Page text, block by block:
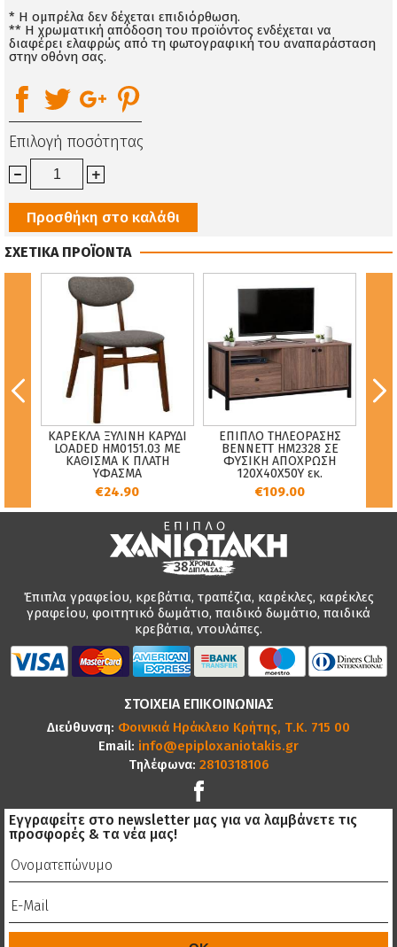
* Η ομπρέλα δεν δέχεται επιδιόρθωση.
** Η χρωματική απόδοση του προϊόντος ενδέχεται να
διαφέρει ελαφρώς από τη φωτογραφική του αναπαράσταση
στην οθόνη σας.
Επιλογή ποσότητας
Προσθήκη στο καλάθι
ΣΧΕΤΙΚΑ ΠΡΟΪΟΝΤΑ
ΚΑΡEΚΛΑ ΞΥΛΙΝΗ ΚΑΡΥΔΙ
LOADED HM0151.03 ΜΕ
ΚΑΘΙΣΜΑ Κ ΠΛΑΤΗ
ΥΦΑΣΜΑ
€24.90
ΕΠΙΠΛΟ ΤΗΛΕΟΡΑΣΗΣ
BENNETT HM2328 ΣΕ
ΦΥΣΙΚΗ ΑΠΟΧΡΩΣΗ
120Χ40Χ50Y εκ.
€109.00
Έπιπλα γραφείου, κρεβάτια, τραπέζια, καρέκλες, καρέκλες
γραφείου, φοιτητικό δωμάτιο, παιδικό δωμάτιο, παιδικά
κρεβάτια, ντουλάπες.
ΣΤΟΙΧΕΙΑ ΕΠΙΚΟΙΝΩΝΙΑΣ
Διεύθυνση: Φοινικιά Ηράκλειο Κρήτης, Τ.Κ. 715 00
Email: info@epiploxaniotakis.gr
Τηλέφωνα: 2810318106
Εγγραφείτε στο newsletter μας για να λαμβάνετε τις
προσφορές & τα νέα μας!